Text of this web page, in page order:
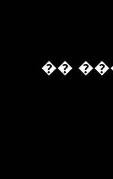
��